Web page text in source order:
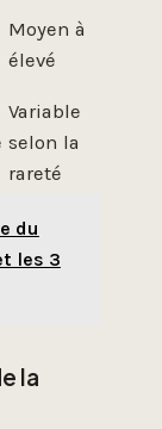
Moyen à
élevé
Variable
selon la
rareté
du
les 3
la